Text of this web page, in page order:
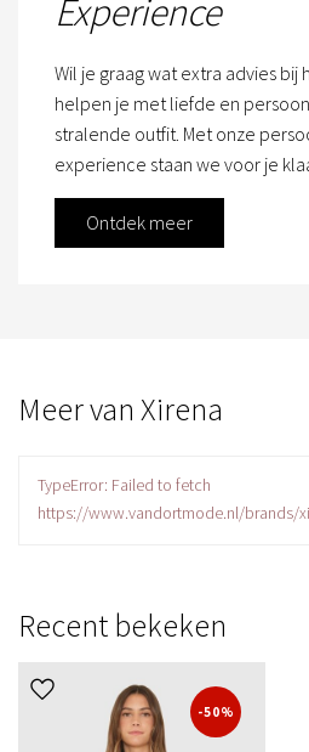
Experience
Wil je graag wat extra advies bij
helpen je met liefde en
stralende outfit. Met onze
experience staan we voor je
Ontdek meer
Meer van Xirena
TypeError: Failed to fetch
https://www.vandortmode.nl/brands/
Recent bekeken
-50%